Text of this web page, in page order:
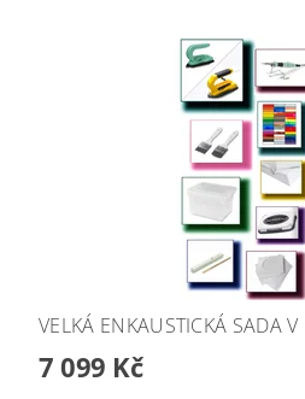
VELKÁ ENKAUSTICKÁ SADA
7 099 Kč